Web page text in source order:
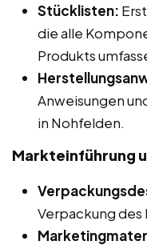
Stücklisten:
die alle
Produkts
Anweisungen
in Nohfelden.
Markteinführung
Verpackung des